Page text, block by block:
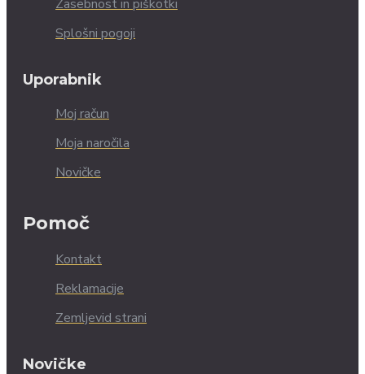
Zasebnost in piškotki
Splošni pogoji
Uporabnik
Moj račun
Moja naročila
Novičke
Pomoč
Kontakt
Reklamacije
Zemljevid strani
Novičke